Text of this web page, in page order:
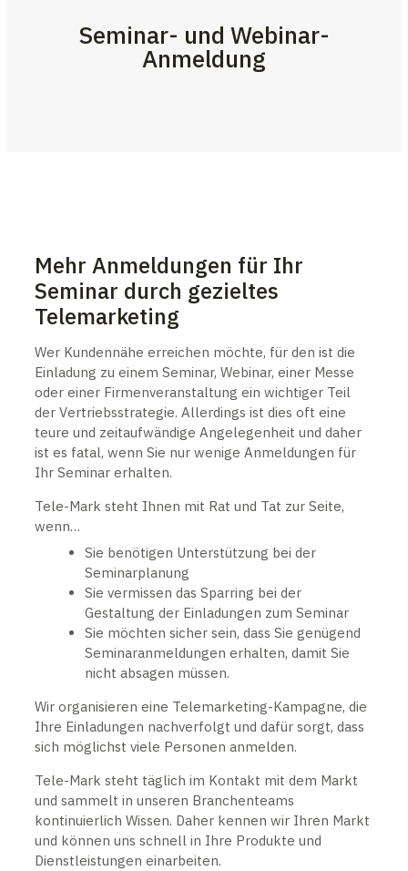
Seminar- und Webinar-
Anmeldung
Mehr Anmeldungen für Ihr
Seminar durch gezieltes
Telemarketing
Wer Kundennähe erreichen möchte, für den ist die
Einladung zu einem Seminar, Webinar, einer Messe
oder einer Firmenveranstaltung ein wichtiger Teil
der Vertriebsstrategie. Allerdings ist dies oft eine
teure und zeitaufwändige Angelegenheit und daher
ist es fatal, wenn Sie nur wenige Anmeldungen für
Ihr Seminar erhalten.
Tele-Mark steht Ihnen mit Rat und Tat zur Seite,
wenn…
Sie benötigen Unterstützung bei der
Seminarplanung
Sie vermissen das Sparring bei der
Gestaltung der Einladungen zum Seminar
Sie möchten sicher sein, dass Sie genügend
Seminaranmeldungen erhalten, damit Sie
nicht absagen müssen.
Wir organisieren eine Telemarketing-Kampagne, die
Ihre Einladungen nachverfolgt und dafür sorgt, dass
sich möglichst viele Personen anmelden.
Tele-Mark steht täglich im Kontakt mit dem Markt
und sammelt in unseren Branchenteams
kontinuierlich Wissen. Daher kennen wir Ihren Markt
und können uns schnell in Ihre Produkte und
Dienstleistungen einarbeiten.